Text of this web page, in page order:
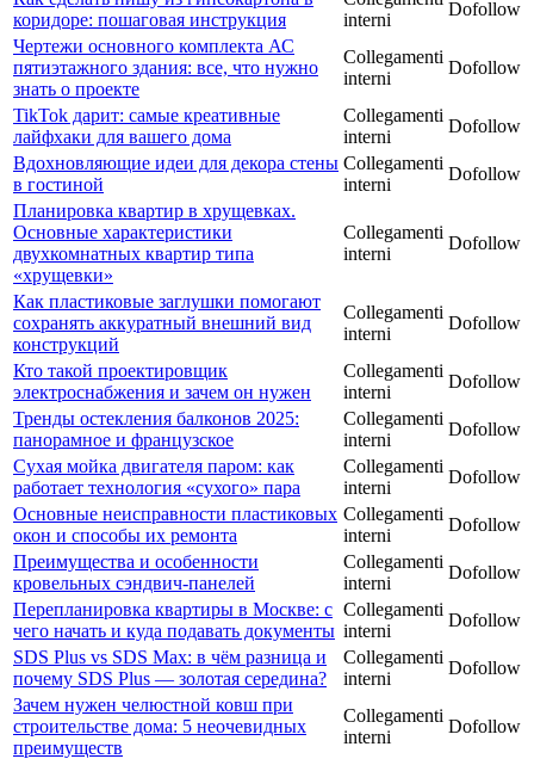
коридоре: пошаговая инструкция
interni
Dofollow
Чертежи основного комплекта АС
пятиэтажного здания: все, что нужно
знать о проекте
Collegamenti
interni
Dofollow
TikTok дарит: самые креативные
лайфхаки для вашего дома
Collegamenti
interni
Dofollow
Вдохновляющие идеи для декора стены
в гостиной
Collegamenti
interni
Dofollow
Планировка квартир в хрущевках.
Основные характеристики
двухкомнатных квартир типа
«хрущевки»
Collegamenti
interni
Dofollow
Как пластиковые заглушки помогают
сохранять аккуратный внешний вид
конструкций
Collegamenti
interni
Dofollow
Кто такой проектировщик
электроснабжения и зачем он нужен
Collegamenti
interni
Dofollow
Тренды остекления балконов 2025:
панорамное и французское
Collegamenti
interni
Dofollow
Сухая мойка двигателя паром: как
работает технология «сухого» пара
Collegamenti
interni
Dofollow
Основные неисправности пластиковых
окон и способы их ремонта
Collegamenti
interni
Dofollow
Преимущества и особенности
кровельных сэндвич-панелей
Collegamenti
interni
Dofollow
Перепланировка квартиры в Москве: с
чего начать и куда подавать документы
Collegamenti
interni
Dofollow
SDS Plus vs SDS Max: в чём разница и
почему SDS Plus — золотая середина?
Collegamenti
interni
Dofollow
Зачем нужен челюстной ковш при
строительстве дома: 5 неочевидных
преимуществ
Collegamenti
interni
Dofollow